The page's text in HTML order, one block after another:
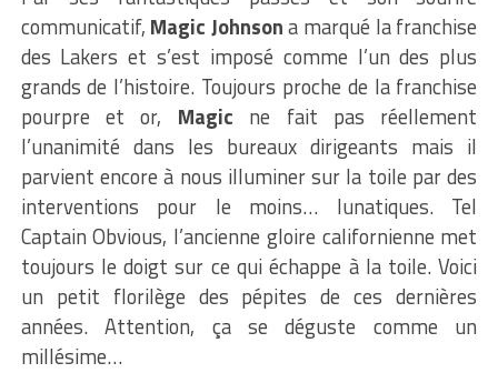
communicatif, Magic Johnsona marqué la franchise
des Lakers et s’est imposé comme l’un des plus
grands de l’histoire. Toujours proche de la franchise
pourpre et or, Magic ne fait pas réellement
l’unanimité dans les bureaux dirigeants mais il
parvient encore à nous illuminer sur la toile par des
interventions pour le moins… lunatiques. Tel
Captain Obvious, l’ancienne gloire californienne met
toujours le doigt sur ce qui échappe à la toile. Voici
un petit florilège des pépites de ces dernières
années. Attention, ça se déguste comme un
millésime…